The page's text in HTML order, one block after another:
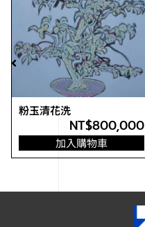
粉玉清花洗
NT$800,000
加入購物車